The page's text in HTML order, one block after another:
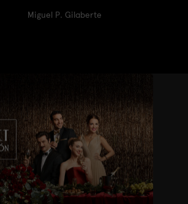
Miguel P. Gilaberte